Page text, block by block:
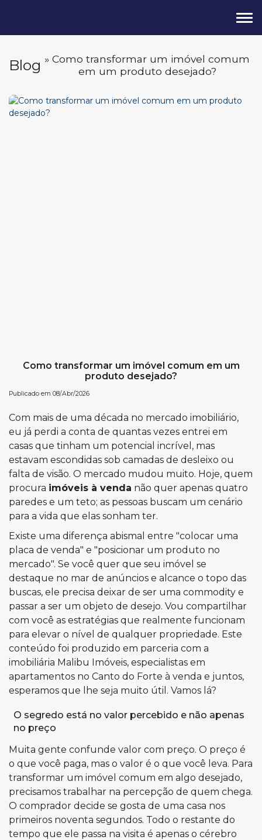
Blog » Como transformar um imóvel comum
em um produto desejado?
Como transformar um imóvel comum em um
produto desejado?
Publicado em 08/Abr/2026
Com mais de uma década no mercado imobiliário,
eu já perdi a conta de quantas vezes entrei em
casas que tinham um potencial incrível, mas
estavam escondidas sob camadas de desleixo ou
falta de visão. O mercado mudou muito. Hoje, quem
procura imóveis à venda não quer apenas quatro
paredes e um teto; as pessoas buscam um cenário
para a vida que elas sonham ter.
Existe uma diferença abismal entre "colocar uma
placa de venda" e "posicionar um produto no
mercado". Se você quer que seu imóvel se
destaque no mar de anúncios e alcance o topo das
buscas, ele precisa deixar de ser uma commodity e
passar a ser um objeto de desejo. Vou compartilhar
com você as estratégias que realmente funcionam
para elevar o nível de qualquer propriedade. Este
conteúdo foi produzido em parceria com a
imobiliária Malibu Imóveis, especialistas em
apartamentos no Canto do Forte à venda e juntos,
esperamos que lhe seja muito útil. Vamos lá?
O segredo está no valor percebido e não apenas
no preço
Muita gente confunde valor com preço. O preço é
o que você paga, mas o valor é o que você leva. Para
transformar um imóvel comum em algo desejado,
precisamos trabalhar na percepção de quem chega.
O comprador decide se gosta de uma casa nos
primeiros noventa segundos. Todo o restante do
tempo que ele passa na visita é apenas o cérebro